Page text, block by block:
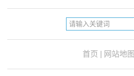
首页 网站地图